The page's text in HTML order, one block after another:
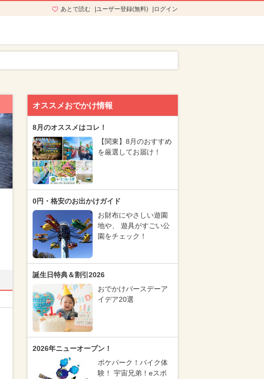
あとで読む ユーザー登録(無料) ログイン
オススメおでかけ情報
8月のオススメはコレ！
【関東】8月のおすすめ
を厳選してお届け！
0円・格安のお出かけガイド
お財布にやさしい遊園
地や、 遊具がすごい公
園をチェック！
誕生日特典＆割引2026
おでかけバースデーア
イデア20選
2026年ニューオープン！
ポケパーク！バイク体
験！ 宇宙兄弟！eスポ